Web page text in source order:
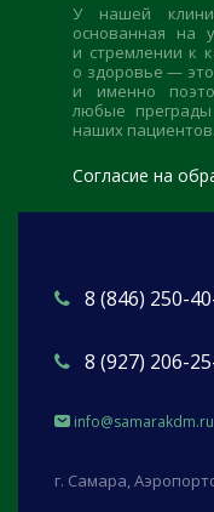
У нашей
основанная на
и стремлении к
о здоровье —
и именно
любые преграды
наших пациентов.
Согласие на
8 (846) 250-
8 (927) 206-
info@samarakdm.ru
г. Самара,